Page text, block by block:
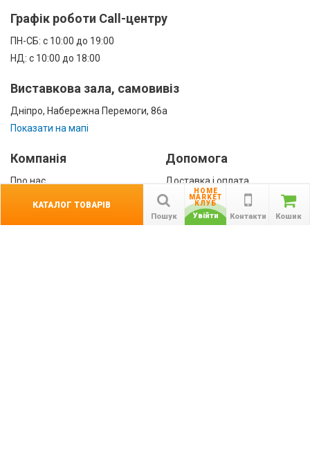
Графік роботи Call-центру
ПН-СБ: с 10:00 до 19:00
НД: с 10:00 до 18:00
Виставкова зала, самовивіз
Дніпро, Набережна Перемоги, 86а
Показати на мапі
Компанія
Про нас
Допомога
Доставка і оплата
Гарантії
Кошик
Контакти
HOME
MARKET
КЛУБ
Увійти
Пошук
КАТАЛОГ ТОВАРІВ